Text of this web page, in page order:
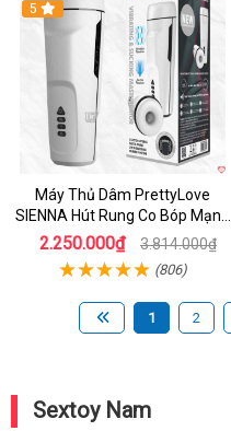
Hot
5
Máy Thủ Dâm PrettyLove
SIENNA Hút Rung Co Bóp Mạnh
Mẽ Nam
2.250.000₫ 3.814.000₫
(806)
1 2
Sextoy Nam